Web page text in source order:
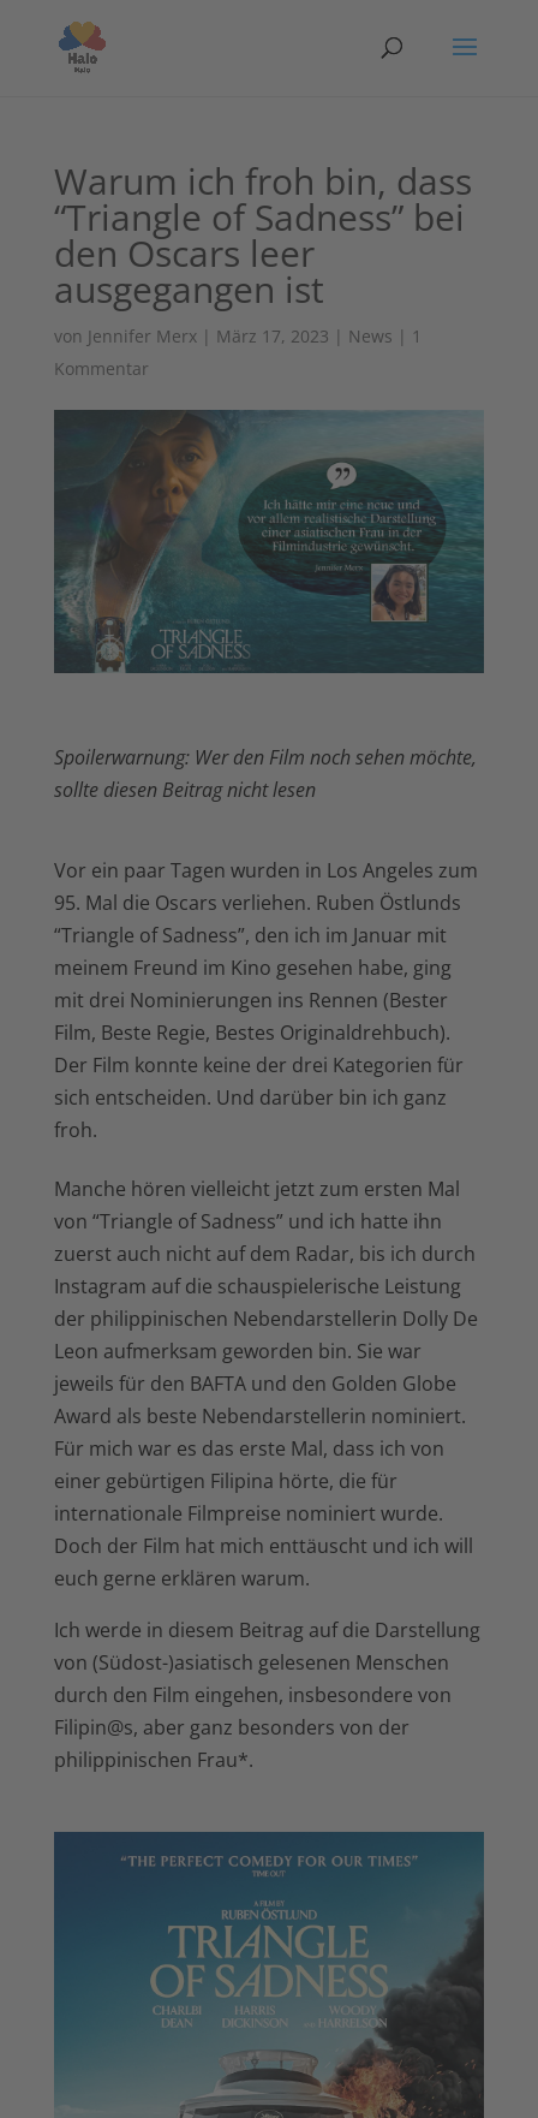
Warum ich froh bin, dass
“Triangle of Sadness” bei
den Oscars leer
ausgegangen ist
von Jennifer Merx| März 17, 2023 | News | 1
Kommentar
Spoilerwarnung: Wer den Film noch sehen möchte,
sollte diesen Beitrag nicht lesen
Vor ein paar Tagen wurden in Los Angeles zum
95. Mal die Oscars verliehen. Ruben Östlunds
“Triangle of Sadness”, den ich im Januar mit
meinem Freund im Kino gesehen habe, ging
mit drei Nominierungen ins Rennen (Bester
Film, Beste Regie, Bestes Originaldrehbuch).
Der Film konnte keine der drei Kategorien für
sich entscheiden. Und darüber bin ich ganz
froh.
Manche hören vielleicht jetzt zum ersten Mal
von “Triangle of Sadness” und ich hatte ihn
zuerst auch nicht auf dem Radar, bis ich durch
Instagram auf die schauspielerische Leistung
der philippinischen Nebendarstellerin Dolly De
Leon aufmerksam geworden bin. Sie war
jeweils für den BAFTA und den Golden Globe
Award als beste Nebendarstellerin nominiert.
Für mich war es das erste Mal, dass ich von
einer gebürtigen Filipina hörte, die für
internationale Filmpreise nominiert wurde.
Doch der Film hat mich enttäuscht und ich will
euch gerne erklären warum.
Ich werde in diesem Beitrag auf die Darstellung
von (Südost-)asiatisch gelesenen Menschen
durch den Film eingehen, insbesondere von
Filipin@s, aber ganz besonders von der
philippinischen Frau*.